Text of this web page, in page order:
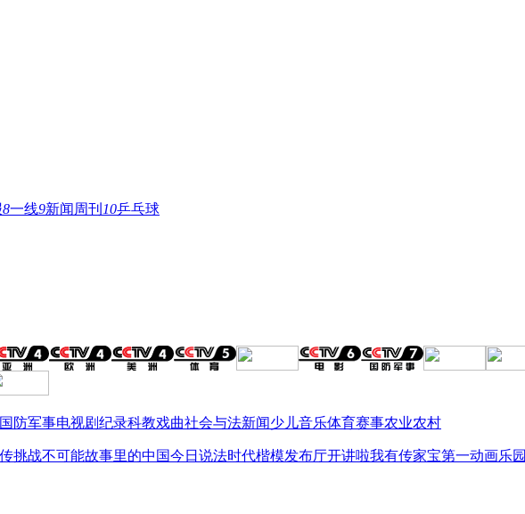
8一线9新闻周刊 10乒乓球
国防军事电视剧纪录科教戏曲社会与法新闻少儿音乐体育赛事农业农村
挑战不可能故事里的中国今日说法时代楷模发布厅开讲啦我有传家宝第一动画乐园